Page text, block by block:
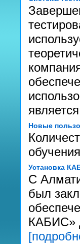
Новые
Установка
С
был
КАБИС»